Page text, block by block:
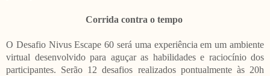
Corrida contra o tempo
O Desafio Nivus Escape 60 será uma experiência em um ambiente
virtual desenvolvido para aguçar as habilidades e raciocínio dos
participantes. Serão 12 desafios realizados pontualmente às 20h